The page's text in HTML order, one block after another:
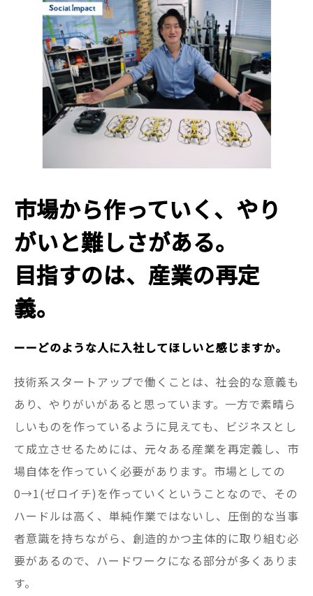
市場から作っていく、やり
がいと難しさがある。
目指すのは、産業の再定
義。
ーーどのような人に入社してほしいと感じますか。
技術系スタートアップで働くことは、社会的な意義も
あり、やりがいがあると思っています。一方で素晴ら
しいものを作っているように見えても、ビジネスとし
て成立させるためには、元々ある産業を再定義し、市
場自体を作っていく必要があります。市場としての
0→1(ゼロイチ)を作っていくということなので、その
ハードルは高く、単純作業ではないし、圧倒的な当事
者意識を持ちながら、創造的かつ主体的に取り組む必
要があるので、ハードワークになる部分が多くありま
す。